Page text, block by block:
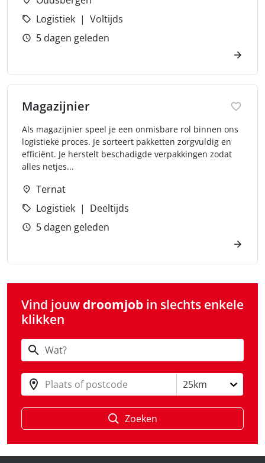
Logistiek
Voltijds
5 dagen geleden
Magazijnier
Als magazijnier speel je een onmisbare rol binnen ons
logistieke proces. Je sorteert pakketten zorgvuldig en
efficiënt. Je herstelt beschadigde verpakkingen zodat
alles netjes...
Ternat
Logistiek
Deeltijds
5 dagen geleden
Vind jouw droomjob in slechts enkele
klikken
Plaats of postcode 25km
Zoeken